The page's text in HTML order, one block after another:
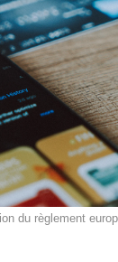
du règlement